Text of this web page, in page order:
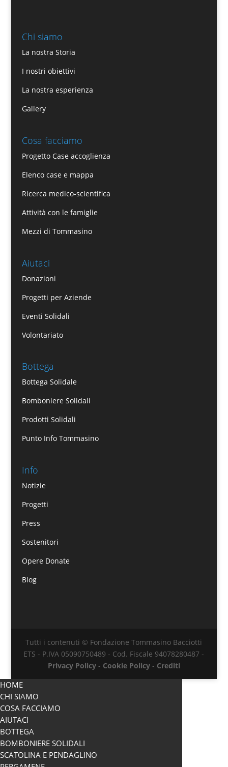
Chi siamo
La nostra Storia
I nostri obiettivi
La nostra esperienza
Gallery
Cosa facciamo
Progetto Case accoglienza
Elenco case e mappa
Ricerca medico-scientifica
Attività con le famiglie
Mezzi di Tommasino
Aiutaci
Donazioni
Progetti per Aziende
Eventi Solidali
Volontariato
Bottega
Bottega Solidale
Bomboniere Solidali
Prodotti Solidali
Punto Info Tommasino
Info
Notizie
Progetti
Press
Sostenitori
Opere Donate
Blog
Tutti i contenuti © Fondazione Tommasino Bacciotti
ETS - P.IVA 05090750489 - Cod. Fiscale 94078280487 -
Privacy Policy- Cookie Policy- Crediti
HOME
CHI SIAMO
COSA FACCIAMO
AIUTACI
BOTTEGA
BOMBONIERE SOLIDALI
SCATOLINA E PENDAGLINO